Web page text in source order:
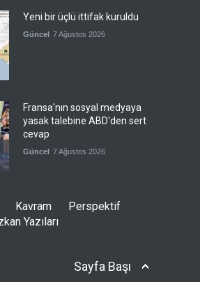
Yeni bir üçlü ittifak kuruldu
Güncel 7 Ağustos 2026
Fransa'nın sosyal medyaya
yasak talebine ABD'den sert
cevap
Güncel 7 Ağustos 2026
devrede
Kavram
Perspektif
Yazıları
Sayfa Başı